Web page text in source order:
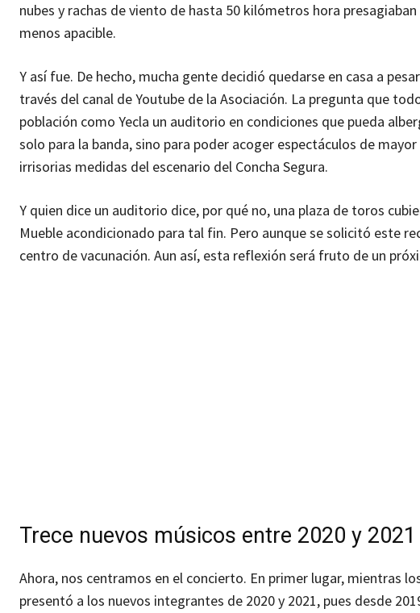
nubes y rachas de viento de hasta 50 kilómetros hora
menos apacible.
Y así fue. De hecho, mucha gente decidió quedarse en casa a
través del canal de Youtube de la Asociación. La pregunta que
población como Yecla un auditorio en condiciones que pueda
solo para la banda, sino para poder acoger espectáculos de
irrisorias medidas del escenario del Concha Segura.
Y quien dice un auditorio dice, por qué no, una plaza de toros
Mueble acondicionado para tal fin. Pero aunque se solicitó este
centro de vacunación. Aun así, esta reflexión será fruto de un
Trece nuevos músicos entre 2020 y 2021
Ahora, nos centramos en el concierto. En primer lugar, mientras
presentó a los nuevos integrantes de 2020 y 2021, pues desde